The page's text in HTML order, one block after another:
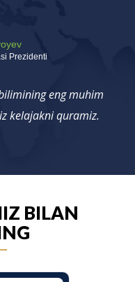
Prezidenti
eng muhim
kelajakni quramiz.
BILAN